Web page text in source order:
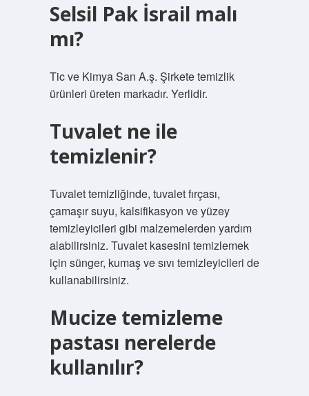
Selsil Pak İsrail malı
mı?
Tic ve Kimya San A.ş. Şirkete temizlik
ürünleri üreten markadır. Yerlidir.
Tuvalet ne ile
temizlenir?
Tuvalet temizliğinde, tuvalet fırçası,
çamaşır suyu, kalsifikasyon ve yüzey
temizleyicileri gibi malzemelerden yardım
alabilirsiniz. Tuvalet kasesini temizlemek
için sünger, kumaş ve sıvı temizleyicileri de
kullanabilirsiniz.
Mucize temizleme
pastası nerelerde
kullanılır?